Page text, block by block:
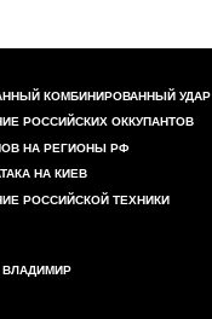
КОМБИНИРОВАННЫЙ УДАР
РОССИЙСКИХ ОККУПАНТОВ
НА РЕГИОНЫ РФ
НА КИЕВ
РОССИЙСКОЙ ТЕХНИКИ
ВЛАДИМИР